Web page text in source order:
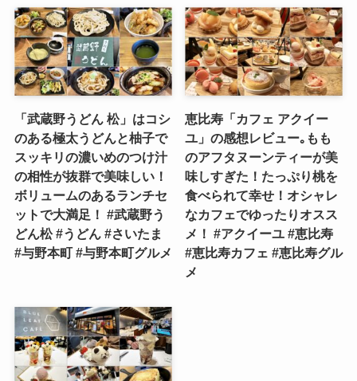
「武蔵野うどん 松」はコシ
のある極太うどんと柚子で
スッキリの濃いめのつけ汁
の相性が抜群で美味しい！
ボリュームのあるランチセ
ットで大満足！ #武蔵野う
どん松 #うどん #さいたま
#与野本町 #与野本町グルメ
恵比寿「カフェ アクイー
ユ」の感想レビュー｡もも
のアフタヌーンティーが美
味しすぎた！たっぷり桃を
食べられて幸せ！オシャレ
なカフェでゆったりオスス
メ！ #アクイーユ #恵比寿
#恵比寿カフェ #恵比寿グル
メ